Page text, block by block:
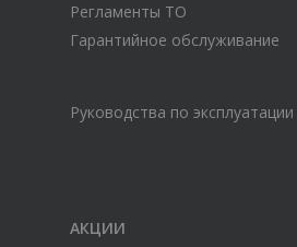
Регламенты ТО
Гарантийное обслуживание
Руководства по
АКЦИИ